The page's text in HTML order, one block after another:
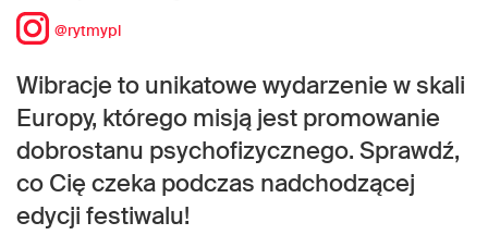
@rytmypl
Wibracje to unikatowe wydarzenie w skali
Europy, którego misją jest promowanie
dobrostanu psychofizycznego. Sprawdź,
co Cię czeka podczas nadchodzącej
edycji festiwalu!